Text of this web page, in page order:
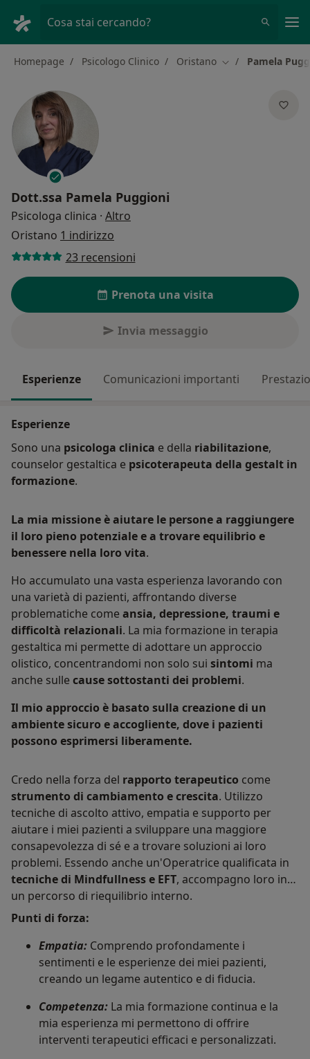
Cosa stai cercando?
Homepage Psicologo Clinico Oristano Cambia città
Pamela
Dott.ssa Pamela Puggioni
Psicologa clinica · Altro
Oristano 1 indirizzo
23 recensioni
Prenota una visita
Invia messaggio
Esperienze Comunicazioni importanti
Esperienze
Sono una psicologa clinica e della riabilitazione,
counselor gestaltica e psicoterapeuta della gestalt in
formazione.
La mia missione è aiutare le persone a raggiungere
il loro pieno potenziale e a trovare equilibrio e
benessere nella loro vita.
Ho accumulato una vasta esperienza lavorando con
una varietà di pazienti, affrontando diverse
problematiche come ansia, depressione, traumi e
difficoltà relazionali. La mia formazione in terapia
gestaltica mi permette di adottare un approccio
olistico, concentrandomi non solo sui sintomi ma
anche sulle cause sottostanti dei problemi.
Il mio approccio è basato sulla creazione di un
ambiente sicuro e accogliente, dove i pazienti
possono esprimersi liberamente.
Credo nella forza del rapporto terapeutico come
strumento di cambiamento e crescita. Utilizzo
tecniche di ascolto attivo, empatia e supporto per
aiutare i miei pazienti a sviluppare una maggiore
consapevolezza di sé e a trovare soluzioni ai loro
problemi. Essendo anche un'Operatrice qualificata in
tecniche di Mindfullness e EFT, accompagno loro in
un percorso di riequilibrio interno.
Punti di forza:
Empatia: Comprendo profondamente i
sentimenti e le esperienze dei miei pazienti,
creando un legame autentico e di fiducia.
Competenza: La mia formazione continua e la
mia esperienza mi permettono di offrire
interventi terapeutici efficaci e personalizzati.